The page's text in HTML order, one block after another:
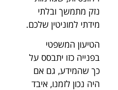
נזק מתמשך ובלתי
מידתי למוניטין שלכם.
הטיעון המשפטי
בפנייה כזו יתבסס על
כך שהמידע, גם אם
היה נכון לזמנו, איבד